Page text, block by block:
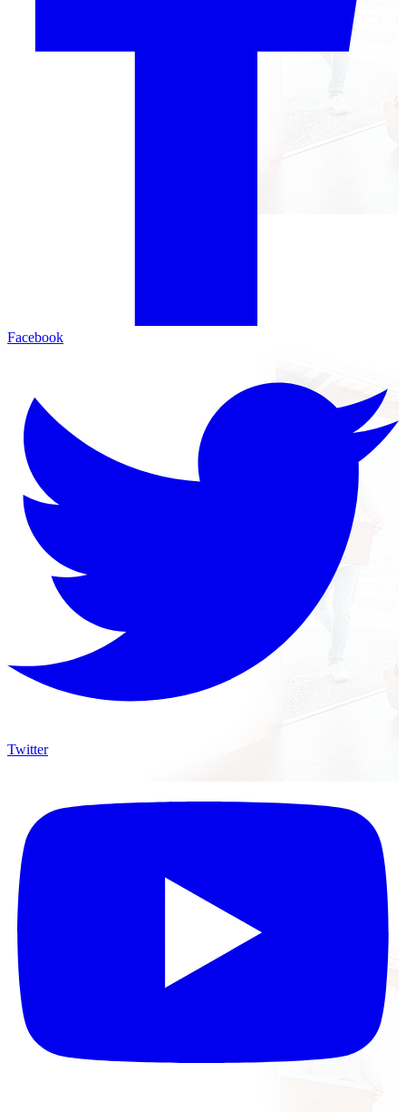
Facebook
Twitter